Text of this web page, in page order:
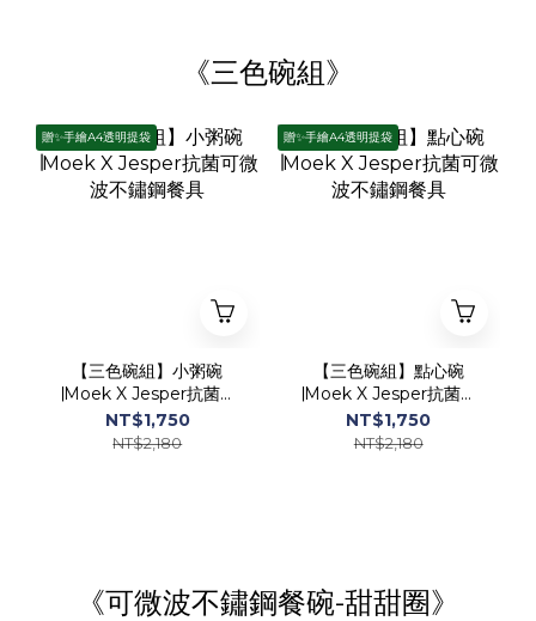
《三色碗組》
贈✨手繪A4透明提袋
【三色碗組】小粥碗
∣Moek X Jesper抗菌可
微波不鏽鋼餐具
NT$1,750
NT$2,180
贈✨手繪A4透明提袋
【三色碗組】點心碗
∣Moek X Jesper抗菌可
微波不鏽鋼餐具
NT$1,750
NT$2,180
《可微波不鏽鋼餐碗-甜甜圈》